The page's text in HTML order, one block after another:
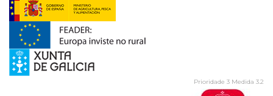
Prioridade 3 Medida 3.2